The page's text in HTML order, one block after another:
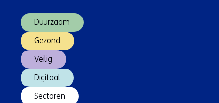
Duurzaam
Gezond
Veilig
Digitaal
Sectoren